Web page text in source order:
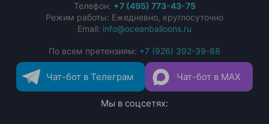
Телефон: +7 (495) 773-43-75
Режим работы: Ежедневно, круглосуточно
Email: info@oceanballoons.ru
По всем претензиям: +7 (926) 392-39-88
Чат-бот в Телеграм Чат-бот в MAX
Мы в соцсетях: